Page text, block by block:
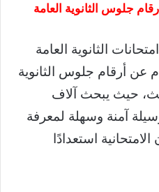
جلوس الثانوية العامة
الثانوية العامة
عن أرقام جلوس الثانوية
البحث، حيث يبحث آلاف
آمنة وسهلة لمعرفة
استعدادًا